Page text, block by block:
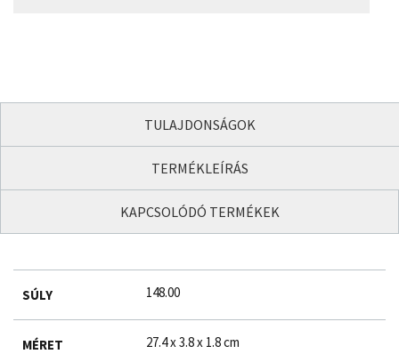
TULAJDONSÁGOK
TERMÉKLEÍRÁS
KAPCSOLÓDÓ TERMÉKEK
SÚLY 148.00
MÉRET 27.4 x 3.8 x 1.8 cm